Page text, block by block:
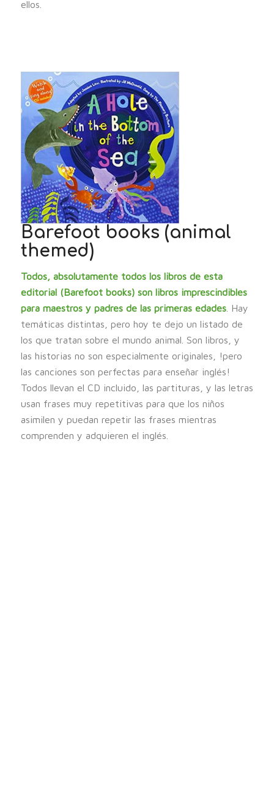
ellos.
Barefoot books (animal
themed)
Todos, absolutamente todos los libros de esta
editorial (Barefoot books) son libros imprescindibles
para maestros y padres de las primeras edades. Hay
temáticas distintas, pero hoy te dejo un listado de
los que tratan sobre el mundo animal. Son libros, y
las historias no son especialmente originales, !pero
las canciones son perfectas para enseñar inglés!
Todos llevan el CD incluido, las partituras, y las letras
usan frases muy repetitivas para que los niños
asimilen y puedan repetir las frases mientras
comprenden y adquieren el inglés.